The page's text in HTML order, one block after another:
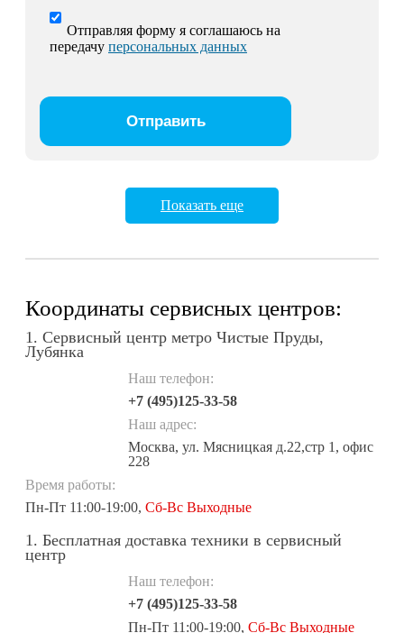
Отправляя форму я соглашаюсь на
передачу персональных данных
Показать еще
Координаты сервисных центров:
1. Сервисный центр метро Чистые Пруды,
Лубянка
Наш телефон:
+7 (495)125-33-58
Наш адрес:
Москва, ул. Мясницкая д.22,стр 1, офис
228
Время работы:
Пн-Пт 11:00-19:00, Сб-Вс Выходные
1. Бесплатная доставка техники в сервисный
центр
Наш телефон:
+7 (495)125-33-58
Пн-Пт 11:00-19:00, Сб-Вс Выходные